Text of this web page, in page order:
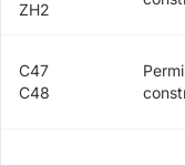
ZH2
C47
C48